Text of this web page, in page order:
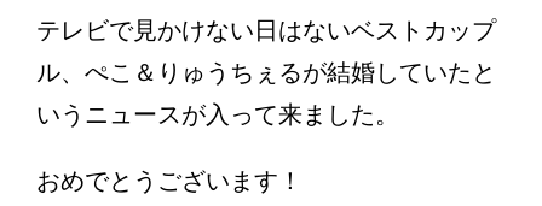
テレビで見かけない日はないベストカップ
ル、ぺこ＆りゅうちぇるが結婚していたと
いうニュースが入って来ました。
おめでとうございます！